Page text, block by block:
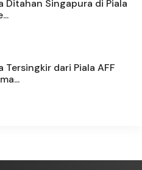
Ditahan Singapura di Piala
Tersingkir dari Piala AFF